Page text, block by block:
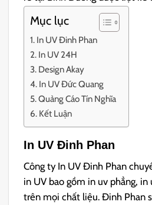
Mục lục
In UV Đinh Phan
In UV 24H
Design Akay
In UV Đức Quang
Quảng Cáo Tín Nghĩa
Kết Luận
In UV Đinh Phan
Công ty In UV Đinh Phan
in UV bao gồm in uv phẳng, in
trên mọi chất liệu. Đinh Phan